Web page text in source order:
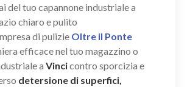
del tuo capannone industriale a
chiaro e pulito
di pulizie Oltre il Ponte
efficace nel tuo magazzino o
a Vincicontro sporcizia e
detersione di superfici,